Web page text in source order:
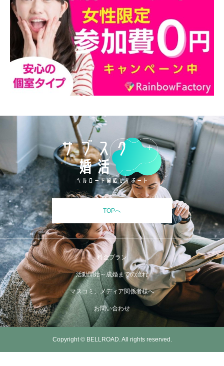
TOPへ
料金プラン
活動開始～成婚までの流れ
マスコミ、メディア関係者様へ
お問い合わせ
Copyright © BELLROAD. All rights reserved.